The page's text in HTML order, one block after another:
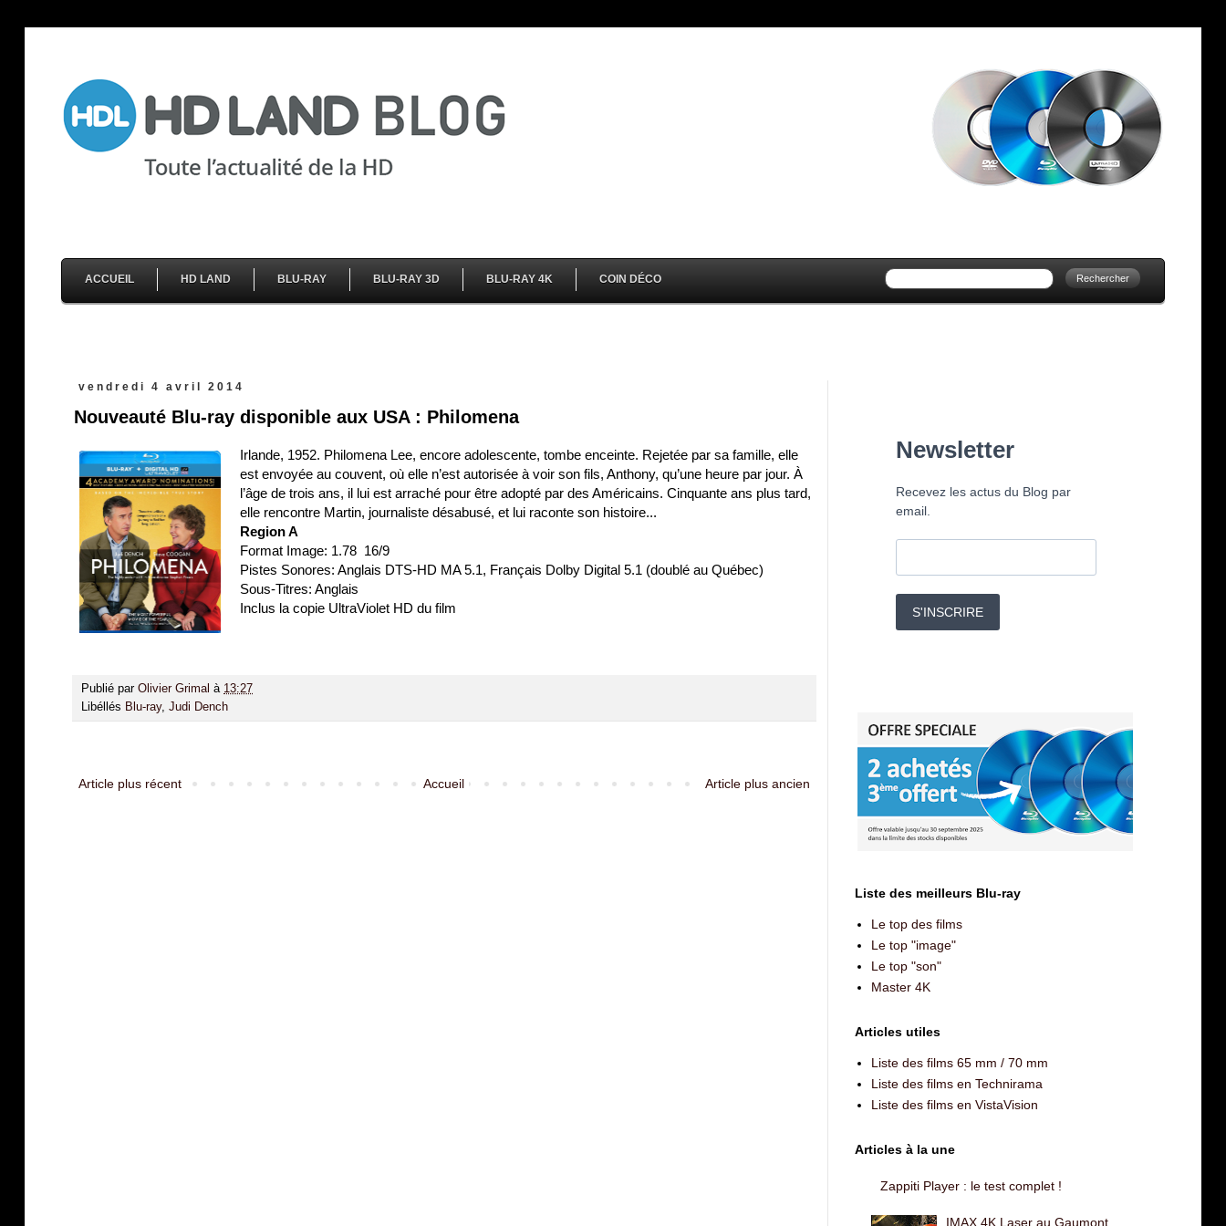
ACCUEIL HD LAND BLU-RAY BLU-RAY 3D BLU-RAY 4K COIN DÉCO
vendredi 4 avril 2014
Nouveauté Blu-ray disponible aux USA : Philomena
Irlande, 1952. Philomena Lee, encore adolescente, tombe enceinte. Rejetée par sa famille, elle
est envoyée au couvent, où elle n’est autorisée à voir son fils, Anthony, qu’une heure par jour. À
l’âge de trois ans, il lui est arraché pour être adopté par des Américains. Cinquante ans plus tard,
elle rencontre Martin, journaliste désabusé, et lui raconte son histoire...
Region A
Format Image: 1.78 16/9
Pistes Sonores: Anglais DTS-HD MA 5.1, Français Dolby Digital 5.1 (doublé au Québec)
Sous-Titres: Anglais
Inclus la copie UltraViolet HD du film
Publié par Olivier Grimal à 13:27
Libéllés Blu-ray, Judi Dench
Article plus récent Article plus ancien
Accueil
Newsletter
Recevez les actus du Blog par
email.
S'INSCRIRE
Liste des meilleurs Blu-ray
Le top des films
Le top "image"
Le top "son"
Master 4K
Articles utiles
Liste des films 65 mm / 70 mm
Liste des films en Technirama
Liste des films en VistaVision
Articles à la une
Zappiti Player : le test complet !
IMAX 4K Laser au Gaumont